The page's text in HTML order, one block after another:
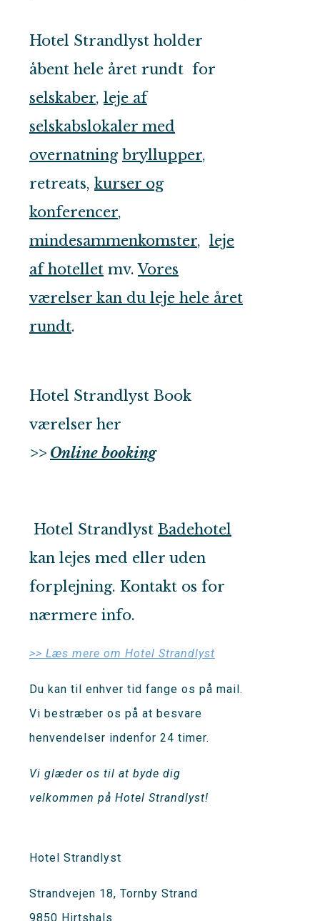
Hotel Strandlyst holder
åbent hele året rundt for
selskaber, leje af
selskabslokaler med
overnatning bryllupper,
retreats, kurser og
konferencer,
mindesammenkomster, leje
af hotellet mv.Vores
værelser kan du leje hele året
rundt.
Hotel Strandlyst Book
værelser her
>> Online booking
Hotel Strandlyst Badehotel
kan lejes med eller uden
forplejning. Kontakt os for
nærmere info.
>> Læs mere om Hotel Strandlyst
Du kan til enhver tid fange os på mail.
Vi bestræber os på at besvare
henvendelser indenfor 24 timer.
Vi glæder os til at byde dig
velkommen på Hotel Strandlyst!
Hotel Strandlyst
Strandvejen 18, Tornby Strand
9850 Hirtshals